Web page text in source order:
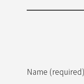
Name (required)